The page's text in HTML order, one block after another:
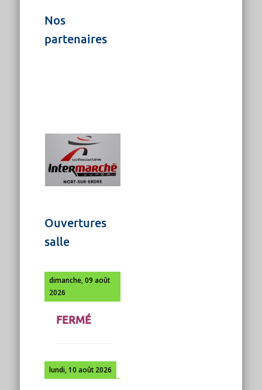
Nos
partenaires
Ouvertures
salle
dimanche, 09 août
2026
FERMÉ
lundi, 10 août 2026